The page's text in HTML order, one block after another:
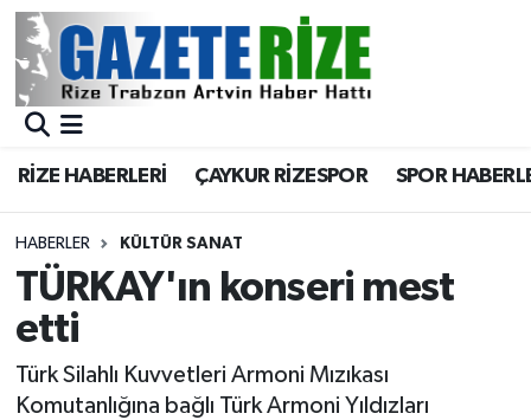
RİZE HABERLERİ ÇAYKUR RİZESPOR SPOR
HABERLER KÜLTÜR SANAT
TÜRKAY'ın konseri mest
etti
Türk Silahlı Kuvvetleri Armoni Mızıkası
Komutanlığına bağlı Türk Armoni Yıldızları
BÖLGEMİZ
Asayiş
Rize Jandarma Komutanlığı
Bilim Teknoloji
Merkez Nöbetçi Eczaneler
Merkez Trafik Yoğunluk Haritası
Süper Lig Puan Durumu ve Fikstür
Tüm Manşetler